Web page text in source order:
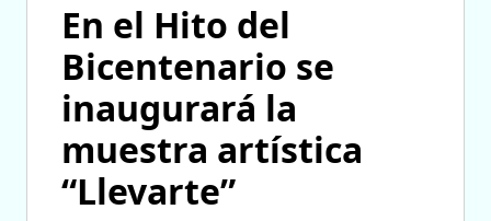
En el Hito del
Bicentenario se
inaugurará la
muestra artística
“Llevarte”